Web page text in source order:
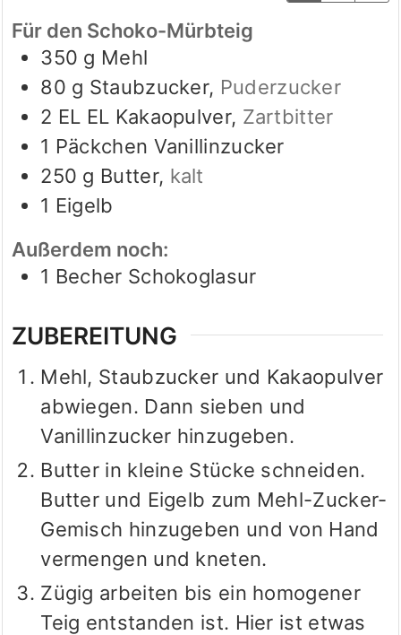
Für den Schoko-Mürbteig
350 g Mehl
80 g Staubzucker, Puderzucker
2 EL EL Kakaopulver, Zartbitter
1 Päckchen Vanillinzucker
250 g Butter, kalt
1 Eigelb
Außerdem noch:
1 Becher Schokoglasur
ZUBEREITUNG
Mehl, Staubzucker und Kakaopulver
abwiegen. Dann sieben und
Vanillinzucker hinzugeben.
Butter in kleine Stücke schneiden.
Butter und Eigelb zum Mehl-Zucker-
Gemisch hinzugeben und von Hand
vermengen und kneten.
Zügig arbeiten bis ein homogener
Teig entstanden ist. Hier ist etwas